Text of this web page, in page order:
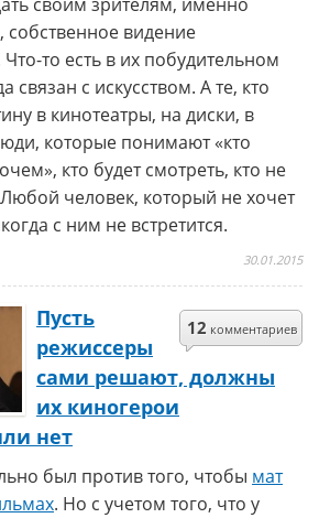
собственное видение
то есть в их побудительном
связан с искусством. А те, кто
в кинотеатры, на диски, в
которые понимают «кто
кто будет смотреть, кто не
Любой человек, который не хочет
с ним не встретится.
30.01.2015
12 комментариев
Пусть
режиссеры
сами решают, должны
их киногерои
нет
был против того, чтобы мат
. Но с учетом того, что у